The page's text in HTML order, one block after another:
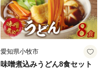
愛知県小牧市
味噌煮込みうどん8食セット